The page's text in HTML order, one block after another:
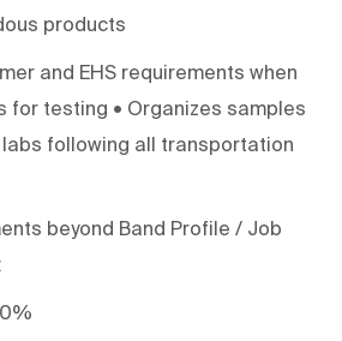
products
and EHS requirements when
for testing • Organizes samples
labs following all transportation
beyond Band Profile / Job